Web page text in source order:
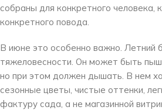
собраны для конкретного человека,
конкретного повода.
В июне это особенно важно. Летний
тяжеловесности. Он может быть
но при этом должен дышать. В нем
сезонные цветы, чистые оттенки,
фактуру сада, а не магазинной